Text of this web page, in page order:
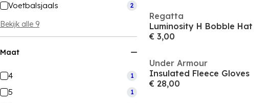
Voetbalsjaals 2
Bekijk alle 9
Maat
4 1
5 1
Regatta
Luminosity H Bobble Hat
€ 3,00
Under Armour
Insulated Fleece Gloves
€ 28,00